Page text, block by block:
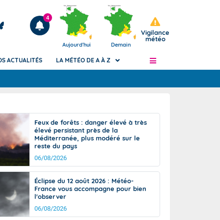
Articles
4
Aujourd'hui Demain
Vigilance
météo
de
Phénomènes dangereux de J+2 à J+7
Avertissement pluies intenses à l'échelle
des communes (Apic)
Bulletins Marine
d'avalanche
Météo des forêts
Vigicrues
ACTUALITÉS LA MÉTÉO DE A À Z
Feux de forêts : danger élevé à très
élevé persistant près de la
Méditerranée, plus modéré sur le
reste du pays
06/08/2026
Éclipse du 12 août 2026 : Météo-
France vous accompagne pour bien
l'observer
06/08/2026